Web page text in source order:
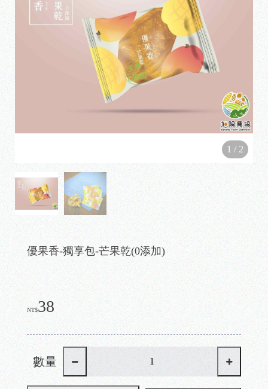
1 / 2
優果香-獨享包-芒果乾(0添加)
NT$38
數量